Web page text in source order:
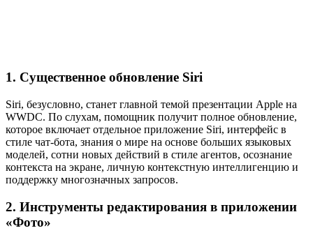
1. Существенное обновление Siri
Siri, безусловно, станет главной темой презентации Apple на
WWDC. По слухам, помощник получит полное обновление,
которое включает отдельное приложение Siri, интерфейс в
стиле чат-бота, знания о мире на основе больших языковых
моделей, сотни новых действий в стиле агентов, осознание
контекста на экране, личную контекстную интеллигенцию и
поддержку многозначных запросов.
2. Инструменты редактирования в приложении
«Фото»